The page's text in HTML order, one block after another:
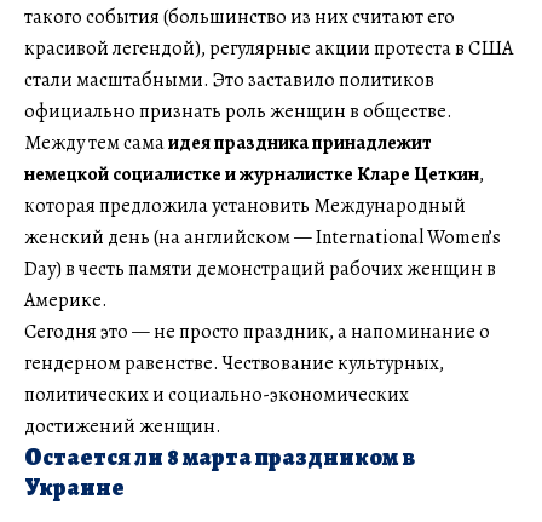
такого события (большинство из них считают его
красивой легендой), регулярные акции протеста в США
стали масштабными. Это заставило политиков
официально признать роль женщин в обществе.
Между тем самаидея праздника принадлежит
немецкой социалистке и журналистке Кларе Цеткин,
которая предложила установить Международный
женский день (на английском — International Women’s
Day) в честь памяти демонстраций рабочих женщин в
Америке.
Сегодня это — не просто праздник, а напоминание о
гендерном равенстве. Чествование культурных,
политических и социально-экономических
достижений женщин.
Остается ли 8 марта праздником в
Украине